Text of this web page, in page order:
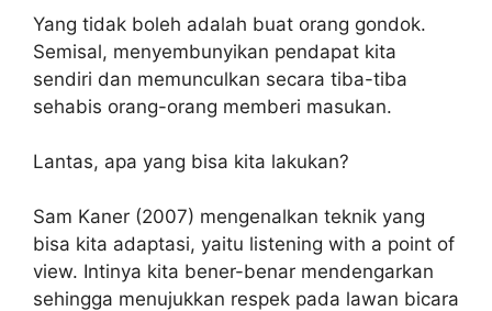
Yang tidak boleh adalah buat orang gondok.
Semisal, menyembunyikan pendapat kita
sendiri dan memunculkan secara tiba-tiba
sehabis orang-orang memberi masukan.
Lantas, apa yang bisa kita lakukan?
Sam Kaner (2007) mengenalkan teknik yang
bisa kita adaptasi, yaitu listening with a point of
view. Intinya kita bener-benar mendengarkan
sehingga menujukkan respek pada lawan bicara